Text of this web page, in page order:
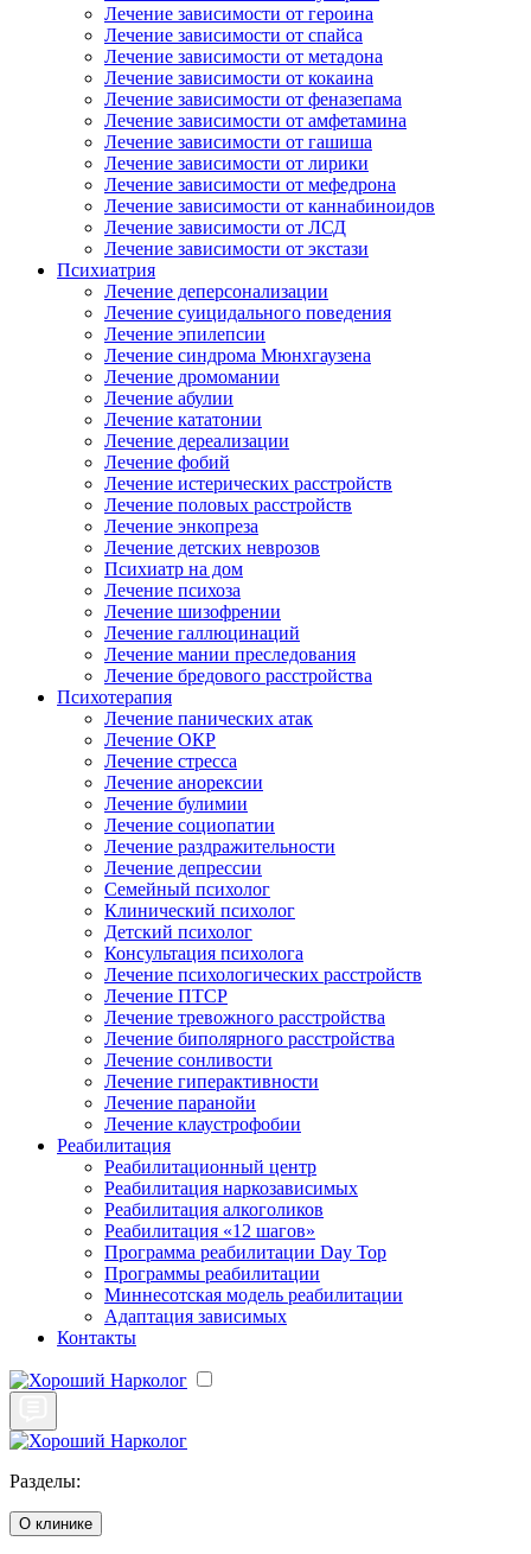
Лечение зависимости от героина
Лечение зависимости от спайса
Лечение зависимости от метадона
Лечение зависимости от кокаина
Лечение зависимости от феназепама
Лечение зависимости от амфетамина
Лечение зависимости от гашиша
Лечение зависимости от лирики
Лечение зависимости от мефедрона
Лечение зависимости от каннабиноидов
Лечение зависимости от ЛСД
Лечение зависимости от экстази
Психиатрия
Лечение деперсонализации
Лечение суицидального поведения
Лечение эпилепсии
Лечение синдрома Мюнхгаузена
Лечение дромомании
Лечение абулии
Лечение кататонии
Лечение дереализации
Лечение фобий
Лечение истерических расстройств
Лечение половых расстройств
Лечение энкопреза
Лечение детских неврозов
Психиатр на дом
Лечение психоза
Лечение шизофрении
Лечение галлюцинаций
Лечение мании преследования
Лечение бредового расстройства
Психотерапия
Лечение панических атак
Лечение ОКР
Лечение стресса
Лечение анорексии
Лечение булимии
Лечение социопатии
Лечение раздражительности
Лечение депрессии
Семейный психолог
Клинический психолог
Детский психолог
Консультация психолога
Лечение психологических расстройств
Лечение ПТСР
Лечение тревожного расстройства
Лечение биполярного расстройства
Лечение сонливости
Лечение гиперактивности
Лечение паранойи
Лечение клаустрофобии
Реабилитация
Реабилитационный центр
Реабилитация наркозависимых
Реабилитация алкоголиков
Реабилитация «12 шагов»
Программа реабилитации Day Top
Программы реабилитации
Миннесотская модель реабилитации
Адаптация зависимых
Контакты
Разделы:
О клинике